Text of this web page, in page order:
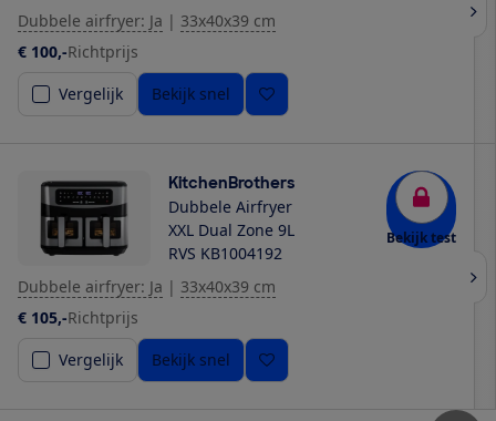
Dubbele airfryer: Ja | 33x40x39 cm
€ 100,-Richtprijs
Vergelijk
Bekijk snel
KitchenBrothers
Dubbele Airfryer
XXL Dual Zone 9L
RVS KB1004192
Bekijk test
Dubbele airfryer: Ja | 33x40x39 cm
€ 105,-Richtprijs
Vergelijk
Bekijk snel